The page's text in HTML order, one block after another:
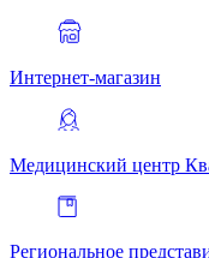
Интернет-магазин
Медицинский центр
Региональное